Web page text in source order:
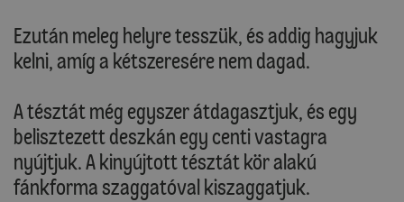
Ezután meleg helyre tesszük, és addig hagyjuk
kelni, amíg a kétszeresére nem dagad.
A tésztát még egyszer átdagasztjuk, és egy
belisztezett deszkán egy centi vastagra
nyújtjuk. A kinyújtott tésztát kör alakú
fánkforma szaggatóval kiszaggatjuk.